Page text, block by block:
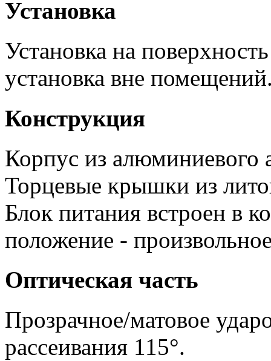
Установка
Установка на
установка вне
Конструкция
Корпус из алюминиевого
Торцевые крышки из
Блок питания встроен в
положение -
Оптическая часть
Прозрачное/матовое
рассеивания 115°.